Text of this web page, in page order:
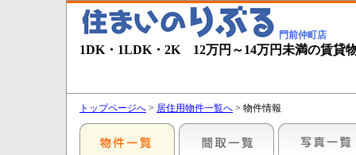
門前仲町店
1DK・1LDK・2K 12万円～14万円未満の賃
トップページへ > 居住用物件一覧へ > 物件情報